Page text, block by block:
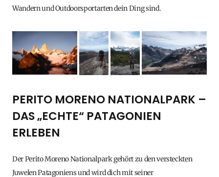
Wandern und Outdoorsportarten dein Ding sind.
PERITO MORENO NATIONALPARK –
DAS „ECHTE“ PATAGONIEN
ERLEBEN
Der Perito Moreno Nationalpark gehört zu den versteckten
Juwelen Patagoniens und wird dich mit seiner